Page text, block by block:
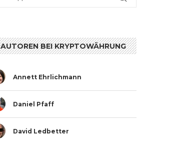
AUTOREN BEI KRYPTOWÄHRUNG
Annett Ehrlichmann
Daniel Pfaff
David Ledbetter